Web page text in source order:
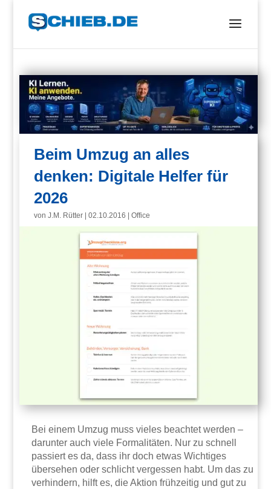
Beim Umzug an alles
denken: Digitale Helfer für
2026
vonJ.M. Rütter |02.10.2016 |Office
Bei einem Umzug muss vieles beachtet werden –
darunter auch viele Formalitäten. Nur zu schnell
passiert es da, dass ihr doch etwas Wichtiges
übersehen oder schlicht vergessen habt. Um das zu
verhindern, hilft es, die Aktion frühzeitig und gut zu